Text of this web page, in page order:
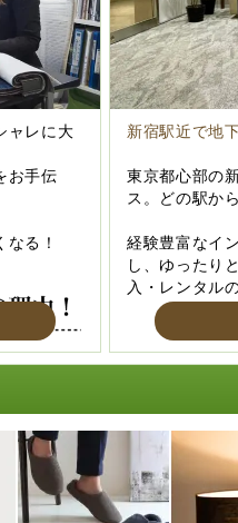
ャレに大
お手伝
る！
新宿駅近で地
東京都心部の
ス。どの駅か
経験豊富なイ
し、ゆったり
入・レンタル